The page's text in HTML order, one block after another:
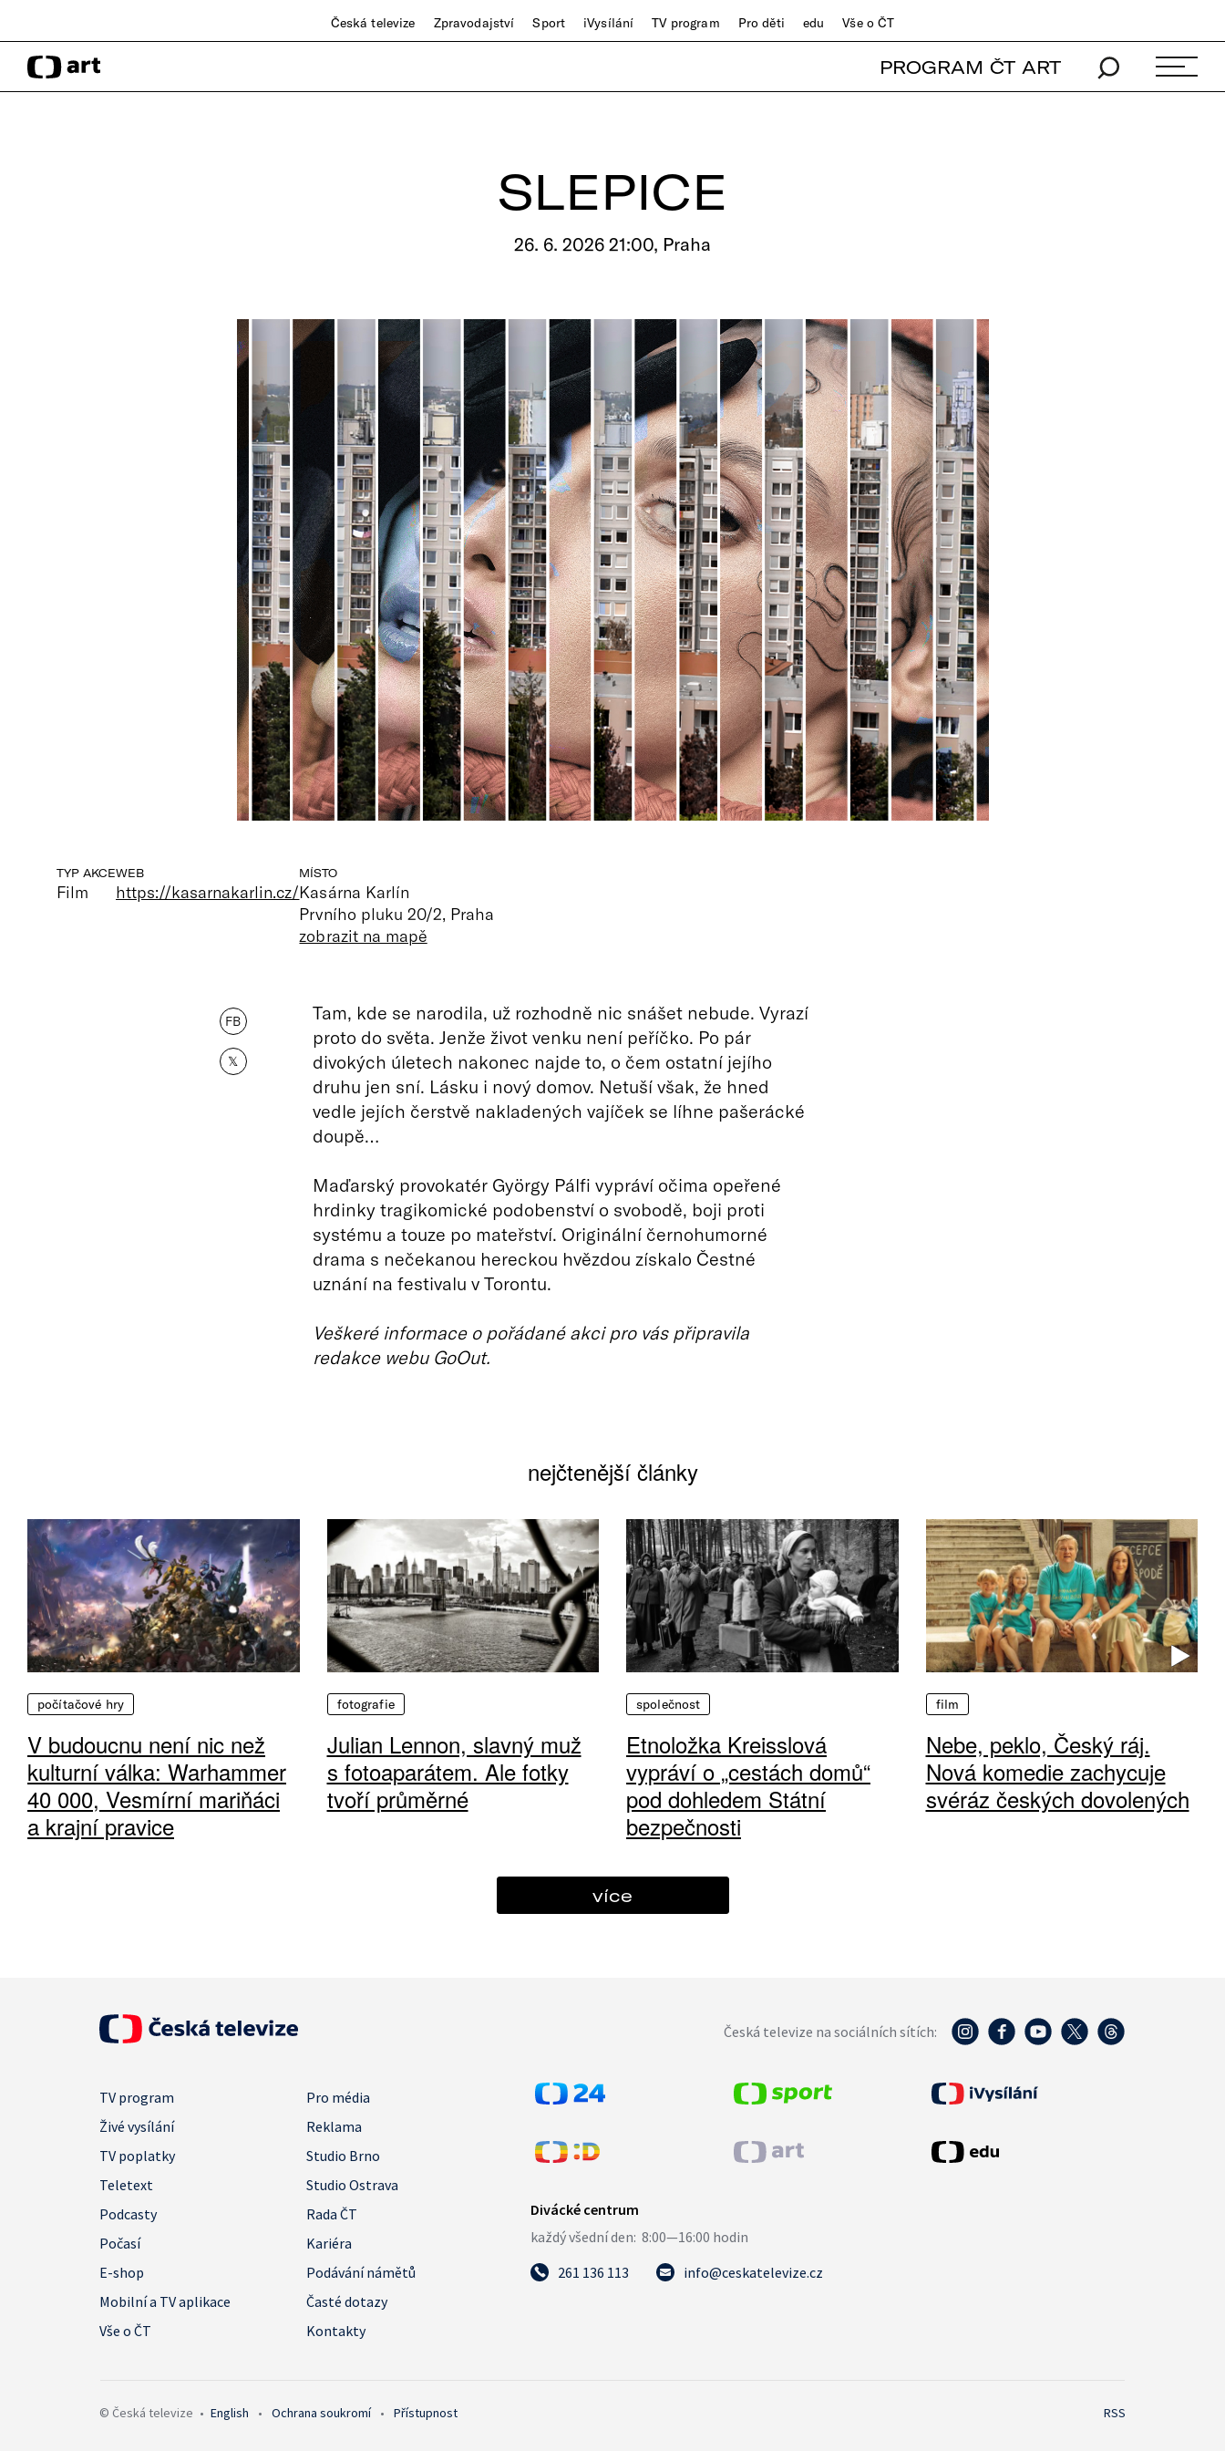
Česká televize Zpravodajství Sport iVysílání TV program Pro děti edu Vše o ČT
PROGRAM ČT ART
SLEPICE
26. 6. 2026 21:00, Praha
TYP AKCE
Film
WEB
https://kasarnakarlin.cz/
MÍSTO
Kasárna Karlín
Prvního pluku 20/2, Praha
zobrazit na mapě
FB
𝕏
Tam, kde se narodila, už rozhodně nic snášet nebude. Vyrazí
proto do světa. Jenže život venku není peříčko. Po pár
divokých úletech nakonec najde to, o čem ostatní jejího
druhu jen sní. Lásku i nový domov. Netuší však, že hned
vedle jejích čerstvě nakladených vajíček se líhne pašerácké
doupě…
Maďarský provokatér György Pálfi vypráví očima opeřené
hrdinky tragikomické podobenství o svobodě, boji proti
systému a touze po mateřství. Originální černohumorné
drama s nečekanou hereckou hvězdou získalo Čestné
uznání na festivalu v Torontu.
Veškeré informace o pořádané akci pro vás připravila
redakce webu GoOut.
nejčtenější články
počítačové hry
V budoucnu není nic než
kulturní válka: Warhammer
40 000, Vesmírní mariňáci
a krajní pravice
fotografie
Julian Lennon, slavný muž
s fotoaparátem. Ale fotky
tvoří průměrné
společnost
Etnoložka Kreisslová
vypráví o „cestách domů“
pod dohledem Státní
bezpečnosti
film
Nebe, peklo, Český ráj.
Nová komedie zachycuje
svéráz českých dovolených
více
Česká televize na sociálních sítích:
TV program
Pro média
Živé vysílání
Reklama
TV poplatky
Studio Brno
Teletext
Studio Ostrava
Podcasty
Rada ČT
Počasí
Kariéra
E-shop
Podávání námětů
Mobilní a TV aplikace
Časté dotazy
Vše o ČT
Kontakty
261 136 113 info@ceskatelevize.cz
© Česká televize • English • Ochrana soukromí • Přístupnost RSS